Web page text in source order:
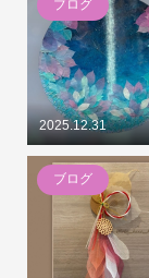
ブログ
2025.12.31
ブログ